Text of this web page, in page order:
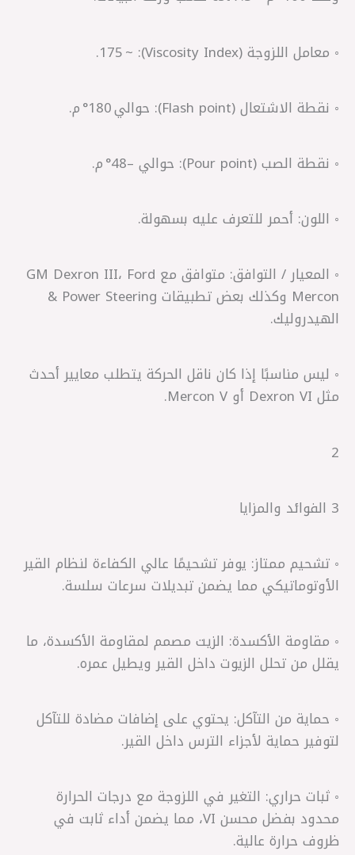
◦ معامل اللزوجة (Viscosity Index): ~ 175.
◦ نقطة الاشتعال (Flash point): حوالي 180° م.
◦ نقطة الصب (Pour point): حوالي –48° م.
◦ اللون: أحمر للتعرف عليه بسهولة.
◦ المعيار / التوافق: متوافق مع GM Dexron III، Ford
Mercon وكذلك بعض تطبيقات Power Steering &
الهيدروليك.
◦ ليس مناسبًا إذا كان ناقل الحركة يتطلب معايير أحدث
مثل Dexron VI أو Mercon V.
2
3 الفوائد والمزايا
◦ تشحيم ممتاز: يوفر تشحيمًا عالي الكفاءة لنظام القير
الأوتوماتيكي مما يضمن تبديلات سرعات سلسة.
◦ مقاومة الأكسدة: الزيت مصمم لمقاومة الأكسدة، ما
يقلل من تحلل الزيوت داخل القير ويطيل عمره.
◦ حماية من التآكل: يحتوي على إضافات مضادة للتآكل
لتوفير حماية لأجزاء الترس داخل القير.
◦ ثبات حراري: التغير في اللزوجة مع درجات الحرارة
محدود بفضل محسن VI، مما يضمن أداء ثابت في
ظروف حرارة عالية.